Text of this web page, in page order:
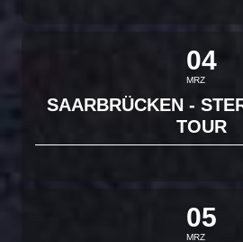
04
MRZ
SAARBRÜCKEN -
TOUR
05
MRZ